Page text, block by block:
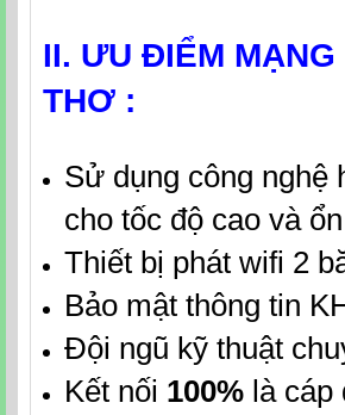
II. ƯU ĐIỂM MẠNG
THƠ :
Sử dụng công nghệ
cho tốc độ cao và
Thiết bị phát wifi 2
Bảo mật thông tin
Đội ngũ kỹ thuật
Kết nối 100% là cáp